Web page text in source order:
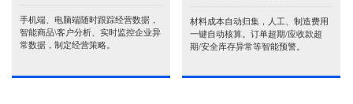
手机端、电脑端随时跟踪经营数据，
智能商品\客户分析、实时监控企业异
常数据，制定经营策略。
材料成本自动归集，人工、制造费用
一键自动核算。订单超期/应收款超
期/安全库存异常等智能预警。